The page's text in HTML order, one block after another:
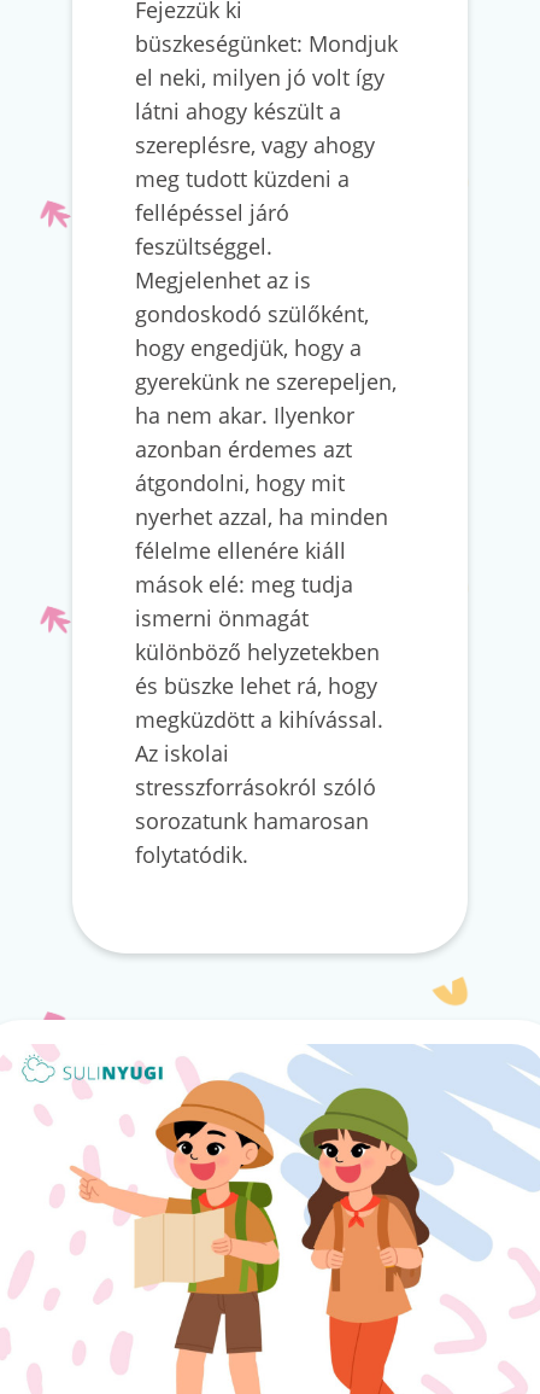
Fejezzük ki
büszkeségünket: Mondjuk
el neki, milyen jó volt így
látni ahogy készült a
szereplésre, vagy ahogy
meg tudott küzdeni a
fellépéssel járó
feszültséggel.
Megjelenhet az is
gondoskodó szülőként,
hogy engedjük, hogy a
gyerekünk ne szerepeljen,
ha nem akar. Ilyenkor
azonban érdemes azt
átgondolni, hogy mit
nyerhet azzal, ha minden
félelme ellenére kiáll
mások elé: meg tudja
ismerni önmagát
különböző helyzetekben
és büszke lehet rá, hogy
megküzdött a kihívással.
Az iskolai
stresszforrásokról szóló
sorozatunk hamarosan
folytatódik.